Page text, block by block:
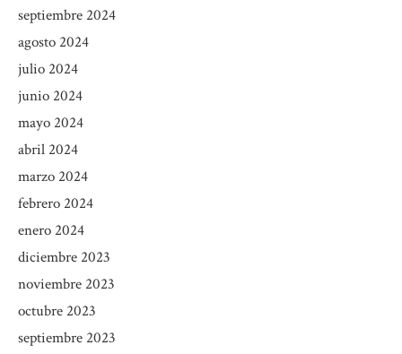
septiembre 2024
agosto 2024
julio 2024
junio 2024
mayo 2024
abril 2024
marzo 2024
febrero 2024
enero 2024
diciembre 2023
noviembre 2023
octubre 2023
septiembre 2023